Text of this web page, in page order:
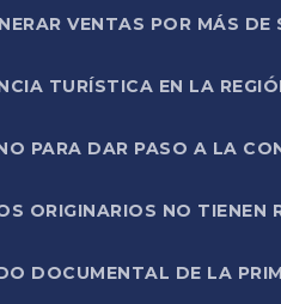
VENTAS POR MÁS
TURÍSTICA EN LA
PARA DAR PASO A LA
ORIGINARIOS NO TIENEN
DOCUMENTAL DE LA